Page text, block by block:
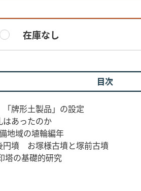
在庫なし
目次
牌形土製品」の設定
食儀礼はあったのか
地域の埴輪編年
墳 お塚様古墳と塚前古墳
塔の基礎的研究